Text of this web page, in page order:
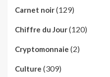
Carnet noir(129)
Chiffre du Jour(120)
Cryptomonnaie (2)
Culture (309)